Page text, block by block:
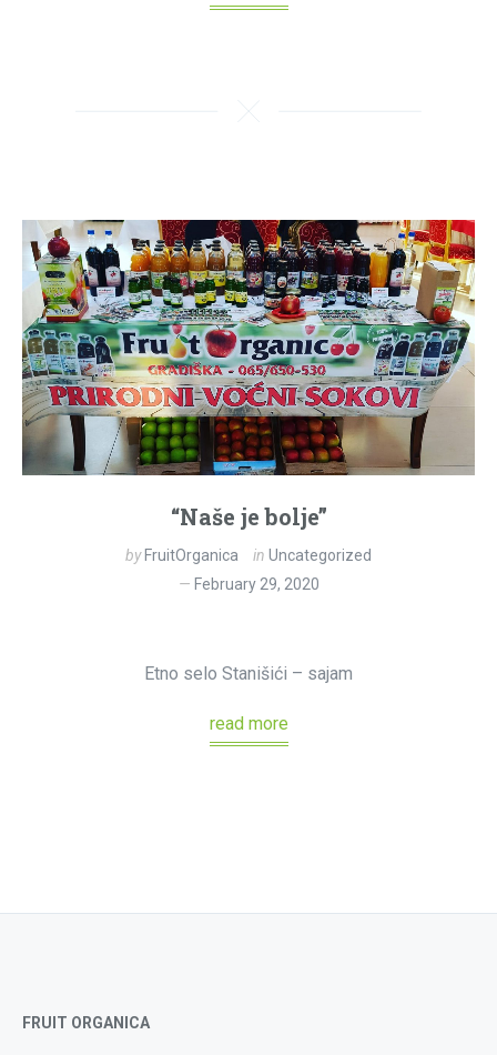
“Naše je bolje”
by FruitOrganica in Uncategorized
February 29, 2020
Etno selo Stanišići – sajam
read more
FRUIT ORGANICA